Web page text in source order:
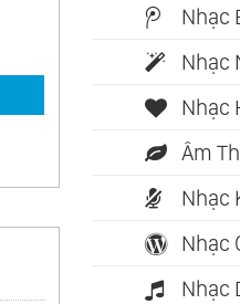
Nhạc
Nhạc
Nhạc
Âm
Nhạc
Nhạc
Nhạc